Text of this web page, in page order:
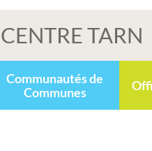
CENTRE TARN
Communautés de
Communes